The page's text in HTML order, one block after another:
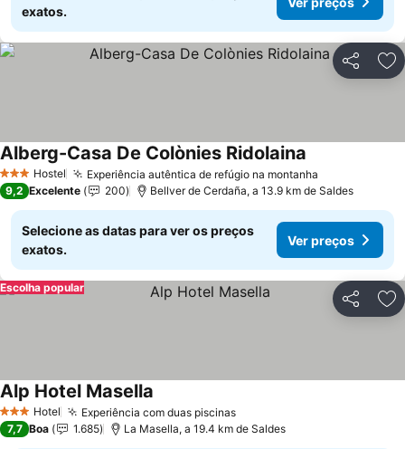
exatos.
Partilhar
3 EstrelasHostel Experiência autêntica de refúgio na montanha
Alberg-Casa De Colònies Ridolaina
9,2 Excelente 200 Bellver de Cerdaña, a 13.9 km de Saldes
Selecione as datas para ver os preços
exatos.
Ver preços
Partilhar
Escolha popular
3 EstrelasHotel Experiência com duas piscinas
Alp Hotel Masella
7,7 Boa 1.685 La Masella, a 19.4 km de Saldes